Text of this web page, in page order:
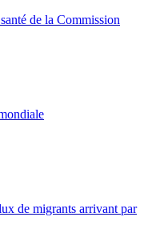
de la Commission
de migrants arrivant par